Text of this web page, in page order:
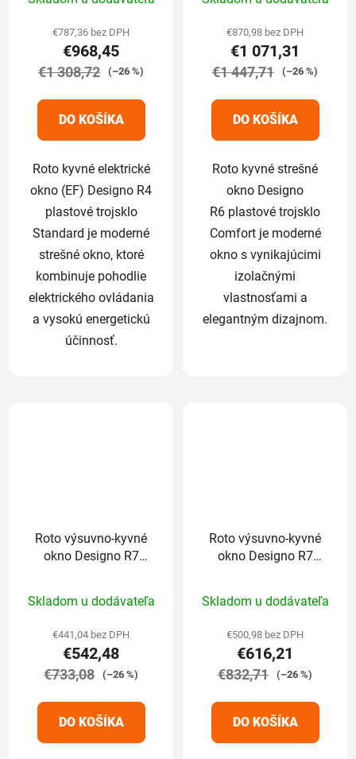
94/118 cmhodnotenie
produktu
je
5,0
5
hviezdičiek.
€787,36 bez DPH
€968,45
€1 308,72 (–26 %)
DO KOŠÍKA
Roto kyvné elektrické
okno (EF) Designo R4
plastové trojsklo
Standard je moderné
strešné okno, ktoré
kombinuje pohodlie
elektrického ovládania
a vysokú energetickú
účinnosť.
hodnotenie
produktu
je
5,0
5
hviezdičiek.
€870,98 bez DPH
€1 071,31
€1 447,71 (–26 %)
DO KOŠÍKA
Roto kyvné strešné
okno Designo
R6 plastové trojsklo
Comfort je moderné
okno s vynikajúcimi
izolačnými
vlastnosťami a
elegantným dizajnom.
Roto výsuvno-kyvné
okno Designo R7
hodnotenie
produktu
je
5,0
5
hviezdičiek.
Skladom u dodávateľa
€441,04 bez DPH
€542,48
€733,08 (–26 %)
DO KOŠÍKA
Roto výsuvno-kyvné
okno Designo R7
hodnotenie
produktu
je
5,0
5
hviezdičiek.
Skladom u dodávateľa
€500,98 bez DPH
€616,21
€832,71 (–26 %)
DO KOŠÍKA